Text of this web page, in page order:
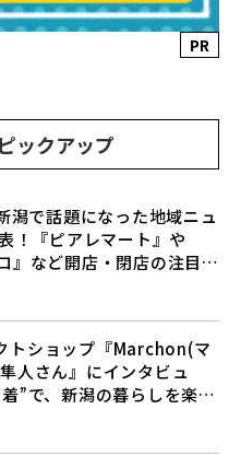
PR
ックアップ
潟で話題になった地域ニュ
！『ピアレマート』や
』など開店・閉店の注目記
ご紹介♪
トショップ『Marchon(マ
人さん』にインタビュ
”で、新潟の暮らしを楽し